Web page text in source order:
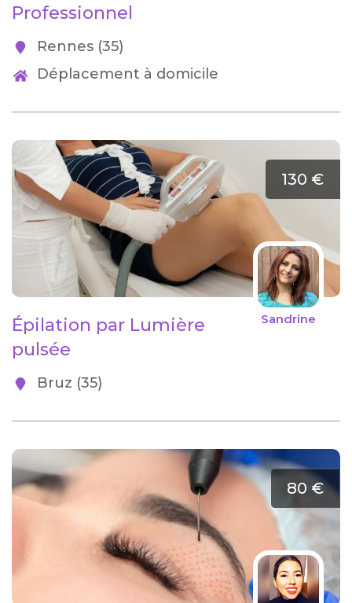
Professionnel
Rennes (35)
Déplacement à domicile
130 €
Sandrine
Épilation par Lumière
pulsée
Bruz (35)
80 €